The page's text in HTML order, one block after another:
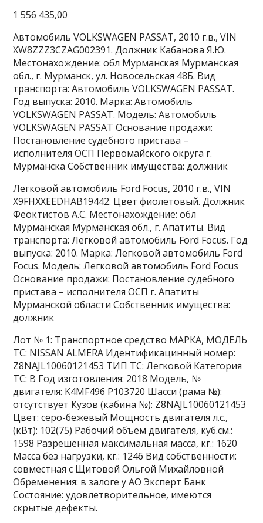
1 556 435,00
Автомобиль VOLKSWAGEN PASSAT, 2010 г.в., VIN
XW8ZZZ3CZAG002391. Должник Кабанова Я.Ю.
Местонахождение: обл Мурманская Мурманская
обл., г. Мурманск, ул. Новосельская 48Б. Вид
транспорта: Автомобиль VOLKSWAGEN PASSAT.
Год выпуска: 2010. Марка: Автомобиль
VOLKSWAGEN PASSAT. Модель: Автомобиль
VOLKSWAGEN PASSAT Основание продажи:
Постановление судебного пристава –
исполнителя ОСП Первомайского округа г.
Мурманска Собственник имущества: должник
Легковой автомобиль Ford Focus, 2010 г.в., VIN
X9FHXXEEDHAB19442. Цвет фиолетовый. Должник
Феоктистов А.С. Местонахождение: обл
Мурманская Мурманская обл., г. Апатиты. Вид
транспорта: Легковой автомобиль Ford Focus. Год
выпуска: 2010. Марка: Легковой автомобиль Ford
Focus. Модель: Легковой автомобиль Ford Focus
Основание продажи: Постановление судебного
пристава – исполнителя ОСП г. Апатиты
Мурманской области Собственник имущества:
должник
Лот № 1: Транспортное средство МАРКА, МОДЕЛЬ
ТС: NISSAN ALMERA Идентификацинный номер:
Z8NAJL10060121453 ТИП ТС: Легковой Категория
ТС: В Год изготовления: 2018 Модель, №
двигателя: K4MF496 P103720 Шасси (рама №):
отсутствует Кузов (кабина №): Z8NAJL10060121453
Цвет: серо-бежевый Мощность двигателя л.с.,
(кВт): 102(75) Рабочий объем двигателя, куб.см.:
1598 Разрешенная максимальная масса, кг.: 1620
Масса без нагрузки, кг.: 1246 Вид собственности:
совместная с Щитовой Ольгой Михайловной
Обременения: в залоге у АО Эксперт Банк
Состояние: удовлетворительное, имеются
скрытые дефекты.